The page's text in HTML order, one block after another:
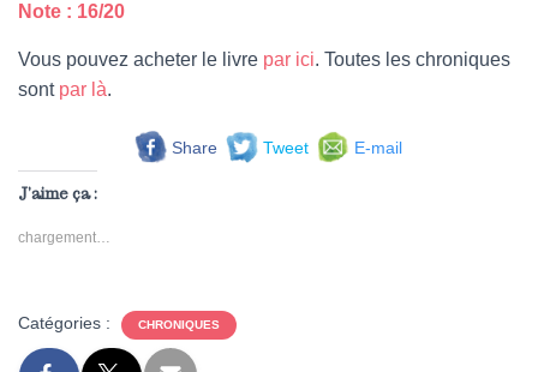
Note : 16/20
Vous pouvez acheter le livre par ici. Toutes les chroniques
sont par là.
Share Tweet E-mail
J’aime ça :
chargement…
Catégories : CHRONIQUES